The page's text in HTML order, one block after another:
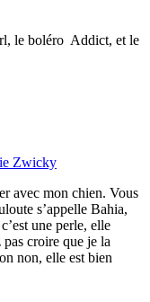
le boléro Addict, et le
Zwicky
avec mon chien. Vous
s’appelle Bahia,
une perle, elle
croire que je la
non, elle est bien